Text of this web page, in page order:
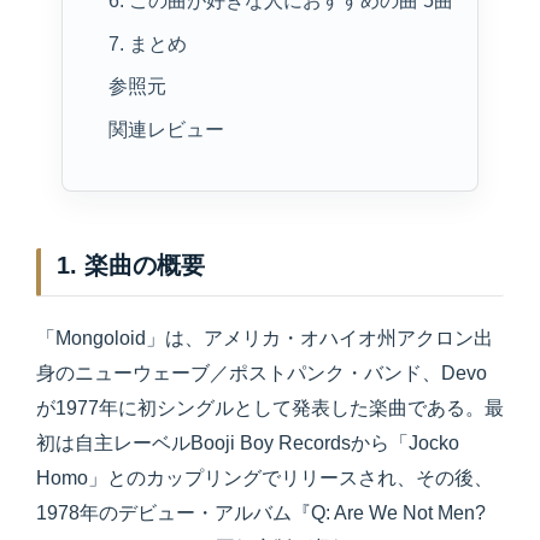
7. まとめ
参照元
関連レビュー
1. 楽曲の概要
「Mongoloid」は、アメリカ・オハイオ州アクロン出
身のニューウェーブ／ポストパンク・バンド、Devo
が1977年に初シングルとして発表した楽曲である。最
初は自主レーベルBooji Boy Recordsから「Jocko
Homo」とのカップリングでリリースされ、その後、
1978年のデビュー・アルバム『Q: Are We Not Men?